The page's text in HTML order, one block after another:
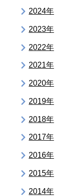
2024年
2023年
2022年
2021年
2020年
2019年
2018年
2017年
2016年
2015年
2014年